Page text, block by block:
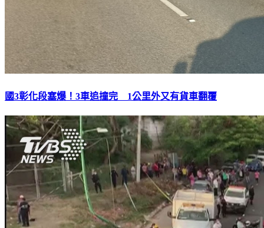
國3彰化段塞爆！3車追撞完 1公里外又有貨車翻覆